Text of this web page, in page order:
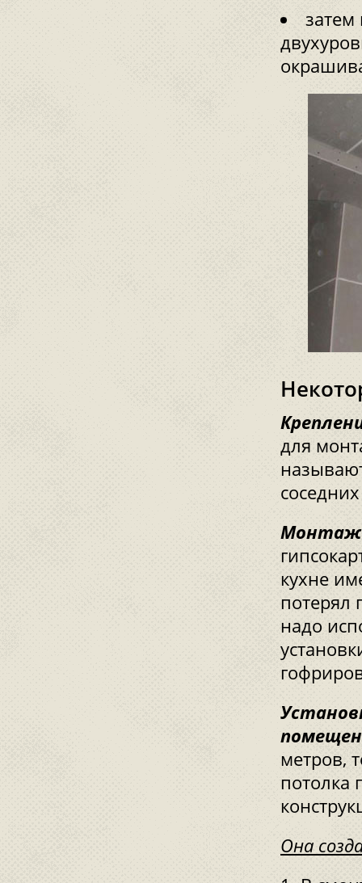
затем
для
Монтаж
кухне
потерял
надо
метров,
потолка
Она